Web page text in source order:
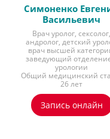
Симоненко
Васильевич
Врач уролог, сексолог,
андролог, детский
врач высшей
заведующий
урологии
Общий медицинский
26 лет
Запись онлайн